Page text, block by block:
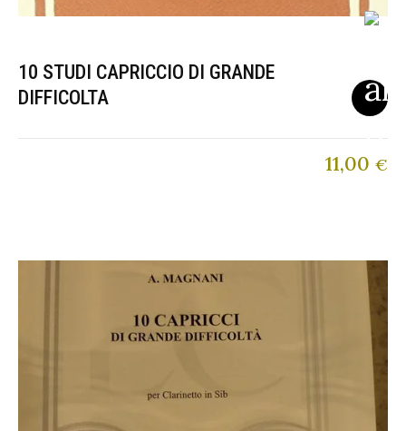
10 STUDI CAPRICCIO DI GRANDE
DIFFICOLTA
11,00 €